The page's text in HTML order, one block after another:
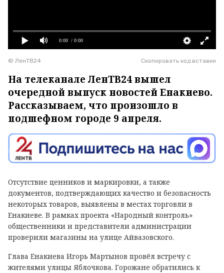
0:00 / 0:00
Скопировать код вставки
© ЛенТВ24
На телеканале ЛенТВ24 вышел
очередной выпуск новостей Енакиево.
Рассказываем, что произошло в
подшефном городе 9 апреля.
Отсутствие ценников и маркировки, а также
документов, подтверждающих качество и безопасность
некоторых товаров, выявлены в местах торговли в
Енакиеве. В рамках проекта «Народный контроль»
общественники и представители администрации
проверили магазины на улице Айвазовского.
Глава Енакиева Игорь Мартынов провёл встречу с
жителями улицы Яблочкова. Горожане обратились к